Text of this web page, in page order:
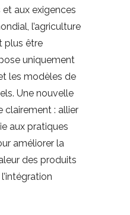
aux exigences
l’agriculture
plus être
uniquement
les modèles de
Une nouvelle
clairement : allier
aux pratiques
améliorer la
des produits